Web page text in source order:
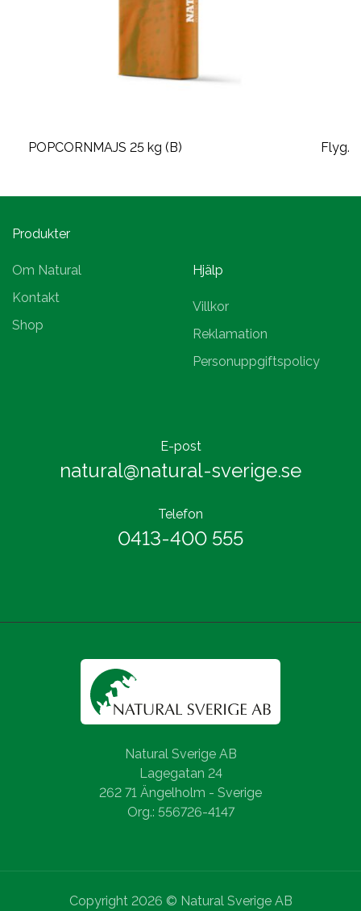
POPCORNMAJS 25 kg (B) Flyg/
Produkter
Om Natural
Kontakt
Shop
Hjälp
Villkor
Reklamation
Personuppgiftspolicy
E-post
natural@natural-sverige.se
Telefon
0413-400 555
Natural Sverige AB
Lagegatan 24
262 71 Ängelholm - Sverige
Org.: 556726-4147
Copyright 2026 © Natural Sverige AB